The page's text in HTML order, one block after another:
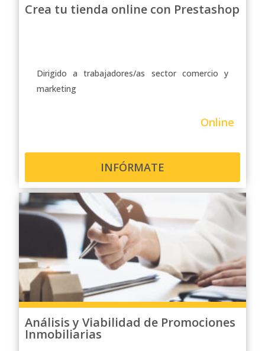
Crea tu tienda online con Prestashop
Dirigido a trabajadores/as sector comercio y
marketing
Online
INFÓRMATE
Análisis y Viabilidad de Promociones
Inmobiliarias